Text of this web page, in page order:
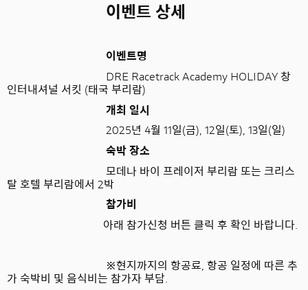
이벤트 상세
이벤트명
DRE Racetrack Academy HOLIDAY 창
인터내셔널 서킷 (태국 부리람)
개최 일시
2025년 4월 11일(금), 12일(토), 13일(일)
숙박 장소
모데나 바이 프레이저 부리람 또는 크리스
탈 호텔 부리람에서 2박
참가비
아래 참가신청 버튼 클릭 후 확인 바랍니다.
※현지까지의 항공료, 항공 일정에 따른 추
가 숙박비 및 음식비는 참가자 부담.